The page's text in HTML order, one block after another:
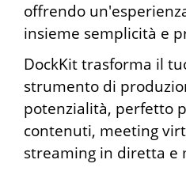
offrendo
insieme semplicità e
DockKit trasforma il
strumento di
potenzialità, perfetto
contenuti, meeting
streaming in diretta e